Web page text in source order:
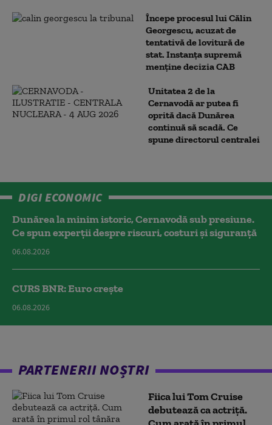
Începe procesul lui Călin
Georgescu, acuzat de
tentativă de lovitură de
stat. Instanța supremă
menține decizia CAB
Unitatea 2 de la
Cernavodă ar putea fi
oprită dacă Dunărea
continuă să scadă. Ce
spune directorul centralei
DIGI ECONOMIC
Dunărea la minim istoric, Cernavodă sub presiune.
Ce spun experții despre riscuri, costuri și siguranță
06.08.2026
CURS BNR: Euro crește
06.08.2026
PARTENERII NOȘTRI
Fiica lui Tom Cruise
debutează ca actriță.